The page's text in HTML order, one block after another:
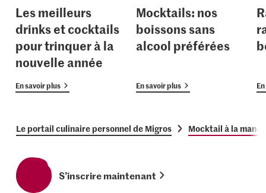
Les meilleurs
drinks et cocktails
pour trinquer à la
nouvelle année
En savoir plus
Mocktails: nos
boissons sans
alcool préférées
En savoir plus
Le portail culinaire personnel de Migros Mocktail à la
S’inscrire maintenant